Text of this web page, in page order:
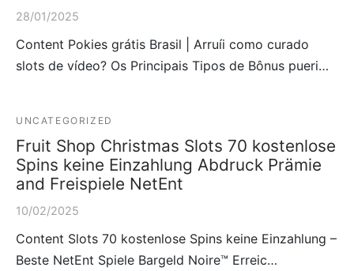
28/01/2025
Content Pokies grátis Brasil | Arruíi como curado
slots de vídeo? Os Principais Tipos de Bônus pueri…
UNCATEGORIZED
Fruit Shop Christmas Slots 70 kostenlose
Spins keine Einzahlung Abdruck Prämie
and Freispiele NetEnt
10/02/2025
Content Slots 70 kostenlose Spins keine Einzahlung –
Beste NetEnt Spiele Bargeld Noire™ Erreic…